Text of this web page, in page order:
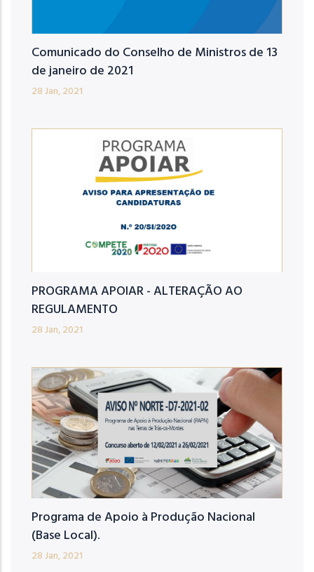
Comunicado do Conselho de Ministros de 13
de janeiro de 2021
28 Jan, 2021
PROGRAMA APOIAR - ALTERAÇÃO AO
REGULAMENTO
28 Jan, 2021
Programa de Apoio à Produção Nacional
(Base Local).
28 Jan, 2021